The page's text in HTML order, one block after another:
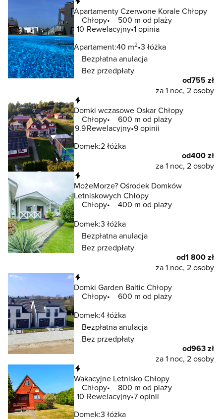
Apartamenty Czerwone Korale Chłopy
Chłopy
500 m od plaży
10 Rewelacyjny 1 opinia
Apartament:40 m2 3 łóżka
Bezpłatna anulacja
Bez przedpłaty
od755 zł
za 1 noc, 2 osoby
Domki wczasowe Oskar Chłopy
Chłopy
600 m od plaży
9.9Rewelacyjny 9 opinii
Domek:2 łóżka
od400 zł
za 1 noc, 2 osoby
MożeMorze? Ośrodek Domków
Letniskowych Chłopy
Chłopy
400 m od plaży
Domek:3 łóżka
Bezpłatna anulacja
Bez przedpłaty
od1 800 zł
za 1 noc, 2 osoby
Domki Garden Baltic Chłopy
Chłopy
600 m od plaży
Domek:4 łóżka
Bezpłatna anulacja
Bez przedpłaty
od963 zł
za 1 noc, 2 osoby
Wakacyjne Letnisko Chłopy
Chłopy
800 m od plaży
10 Rewelacyjny 7 opinii
Domek:3 łóżka